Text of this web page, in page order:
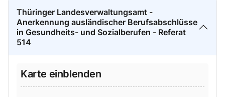
Thüringer Landesverwaltungsamt -
Anerkennung ausländischer Berufsabschlüsse
in Gesundheits- und Sozialberufen - Referat
514
Karte einblenden